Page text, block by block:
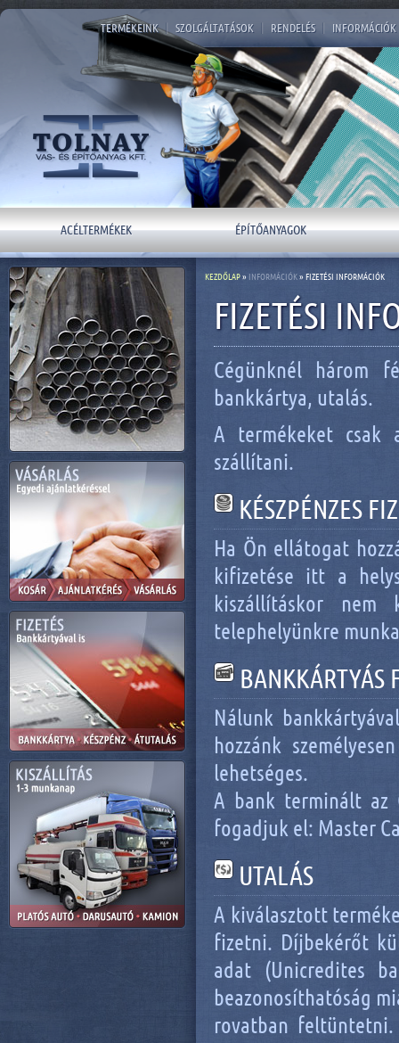
TERMÉKEINK SZOLGÁLTATÁSOK RENDELÉS INFORMÁCIÓK
ACÉLTERMÉKEK ÉPÍTŐANYAGOK
FIZETÉSI
Cégünknél három
bankkártya, utalás.
A termékeket csak
szállítani.
KÉSZPÉNZES
Ha Ön ellátogat
kifizetése itt a
kiszállításkor
telephelyünkre
BANKKÁRTYÁS
Nálunk
hozzánk
lehetséges.
A bank terminált az
fogadjuk el: Master
UTALÁS
A kiválasztott
fizetni. Díjbekérőt
adat (Unicredites
beazonosíthatóság
rovatban
KEZDŐLAP» INFORMÁCIÓK» FIZETÉSI INFORMÁCIÓK